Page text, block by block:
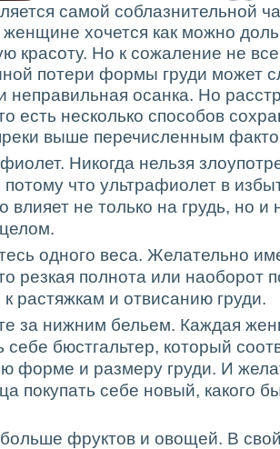
самой соблазнительной
хочется как можно
красоту. Но к сожаление не
потери формы груди может
неправильная осанка. Но
есть несколько способов
выше перечисленным
Никогда нельзя
что ультрафиолет в
влияет не только на грудь, но
одного веса. Желательно
резкая полнота или наоборот
к растяжкам и отвисанию груди.
за нижним бельем. Каждая
себе бюстгальтер, который
форме и размеру груди. И
покупать себе новый, какого
фруктов и овощей. В